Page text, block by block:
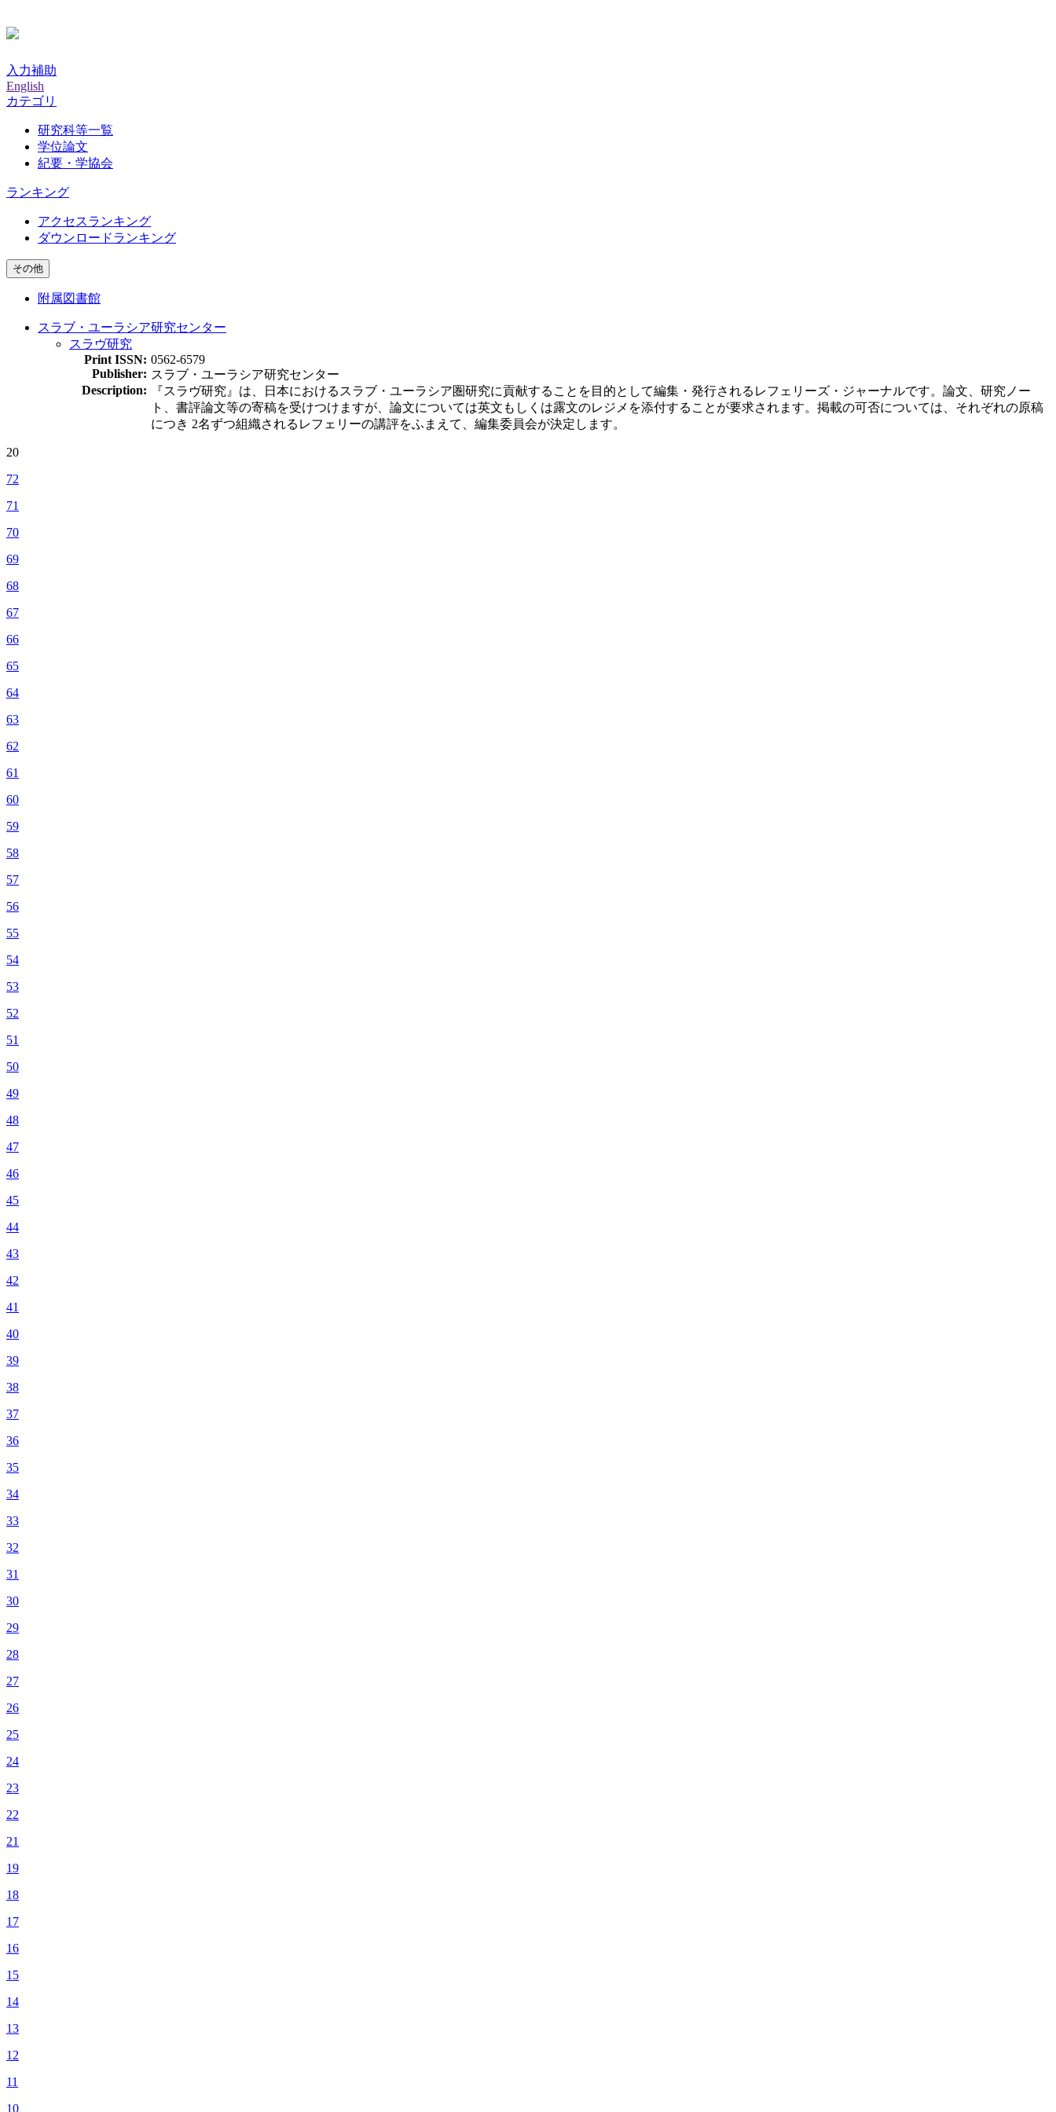
入力補助
English
カテゴリ
研究科等一覧
学位論文
紀要・学協会
ランキング
アクセスランキング
ダウンロードランキング
その他
附属図書館
スラブ・ユーラシア研究センター
スラヴ研究
Print ISSN: 0562-6579
Publisher: スラブ・ユーラシア研究センター
Description:
『スラヴ研究』は、日本におけるスラブ・ユーラシア圏研究に貢献することを目的として編集・発行されるレフェリーズ・ジャーナルです。論文、研究ノー
ト、書評論文等の寄稿を受けつけますが、論文については英文もしくは露文のレジメを添付することが要求されます。掲載の可否については、それぞれの原稿
につき 2名ずつ組織されるレフェリーの講評をふまえて、編集委員会が決定します。
20
72
71
70
69
68
67
66
65
64
63
62
61
60
59
58
57
56
55
54
53
52
51
50
49
48
47
46
45
44
43
42
41
40
39
38
37
36
35
34
33
32
31
30
29
28
27
26
25
24
23
22
21
19
18
17
16
15
14
13
12
11
10